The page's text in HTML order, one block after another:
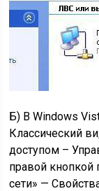
Б) В Windows
Классический
доступом –
правой кнопкой
сети» —